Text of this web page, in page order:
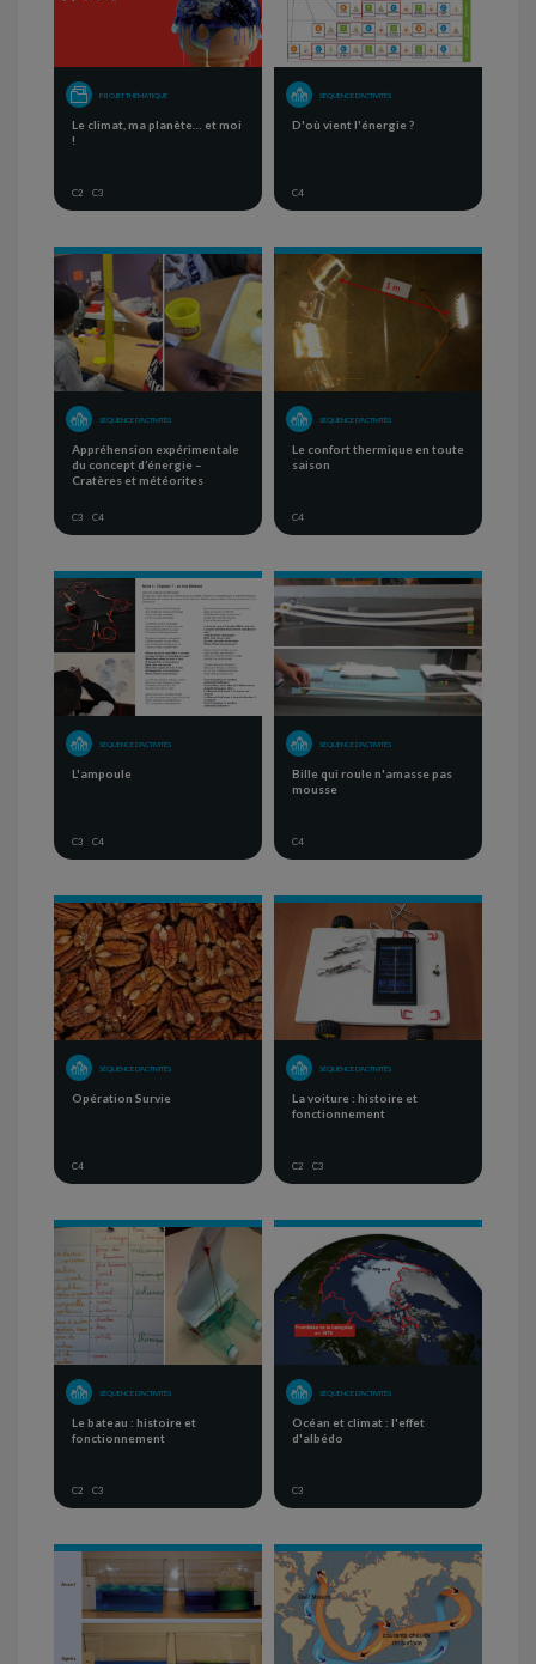
PROJET THÉMATIQUE
Le climat, ma planète… et moi
!
C2 C3
SÉQUENCE D'ACTIVITÉS
D'où vient l'énergie ?
C4
SÉQUENCE D'ACTIVITÉS
Appréhension expérimentale
du concept d’énergie –
Cratères et météorites
C3 C4
SÉQUENCE D'ACTIVITÉS
Le confort thermique en toute
saison
C4
SÉQUENCE D'ACTIVITÉS
L'ampoule
C3 C4
SÉQUENCE D'ACTIVITÉS
Bille qui roule n'amasse pas
mousse
C4
SÉQUENCE D'ACTIVITÉS
Opération Survie
C4
SÉQUENCE D'ACTIVITÉS
La voiture : histoire et
fonctionnement
C2 C3
SÉQUENCE D'ACTIVITÉS
Le bateau : histoire et
fonctionnement
C2 C3
SÉQUENCE D'ACTIVITÉS
Océan et climat : l'effet
d'albédo
C3